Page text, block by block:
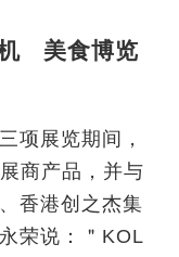
机 美食博览
项展览期间，
商产品，并与
香港创之杰集
荣说：＂KOL